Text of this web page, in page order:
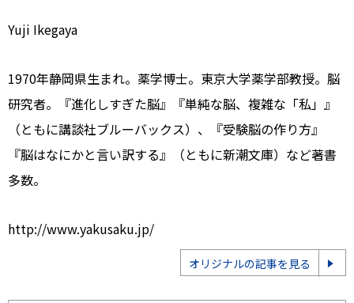
Yuji Ikegaya
1970年静岡県生まれ。薬学博士。東京大学薬学部教授。脳
研究者。『進化しすぎた脳』『単純な脳、複雑な「私」』
（ともに講談社ブルーバックス）、『受験脳の作り方』
『脳はなにかと言い訳する』（ともに新潮文庫）など著書
多数。
http://www.yakusaku.jp/
オリジナルの記事を見る